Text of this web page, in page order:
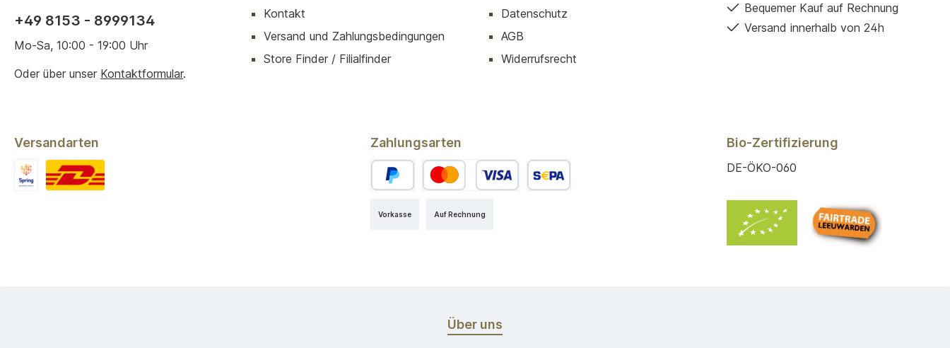
+49 8153 - 8999134
Mo-Sa, 10:00 - 19:00 Uhr
Oder über unser Kontaktformular.
Kontakt
Versand und Zahlungsbedingungen
Store Finder / Filialfinder
Datenschutz
AGB
Widerrufsrecht
Bequemer Kauf auf Rechnung
Versand innerhalb von 24h
Versandarten Zahlungsarten
Auf Rechnung
Vorkasse
Bio-Zertifizierung
DE-ÖKO-060
Über uns